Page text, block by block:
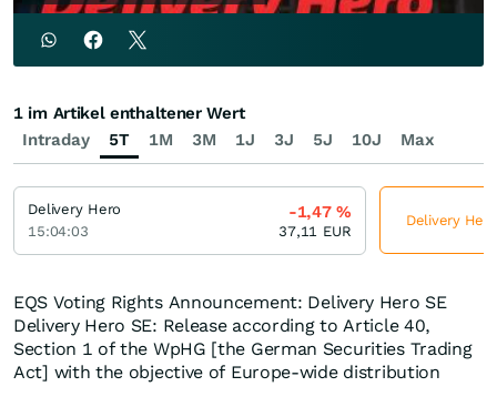
EQS Voting Rights Announcement: Delivery Hero SE
Delivery Hero SE: Release according to Article 40,
Section 1 of the WpHG [the German Securities Trading
Act] with the objective of Europe-wide distribution
Intraday 5T 1M 3M 1J 3J 5J 10J Max
1 im Artikel enthaltener Wert
Delivery Hero
15:04:03
-1,47%
37,11 EUR
Delivery